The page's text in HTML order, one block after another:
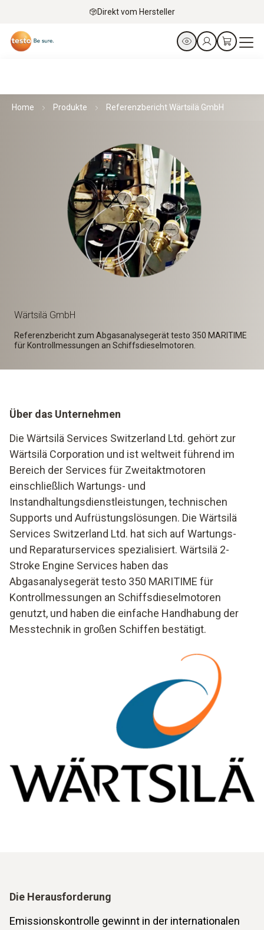
Direkt vom Hersteller
Home Produkte Referenzbericht Wärtsilä GmbH
Wärtsilä GmbH
Referenzbericht zum Abgasanalysegerät testo 350 MARITIME
für Kontrollmessungen an Schiffsdieselmotoren.
Über das Unternehmen
Die Wärtsilä Services Switzerland Ltd. gehört zur
Wärtsilä Corporation und ist weltweit führend im
Bereich der Services für Zweitaktmotoren
einschließlich Wartungs- und
Instandhaltungsdienstleistungen, technischen
Supports und Aufrüstungslösungen. Die Wärtsilä
Services Switzerland Ltd. hat sich auf Wartungs-
und Reparaturservices spezialisiert. Wärtsilä 2-
Stroke Engine Services haben das
Abgasanalysegerät testo 350 MARITIME für
Kontrollmessungen an Schiffsdieselmotoren
genutzt, und haben die einfache Handhabung der
Messtechnik in großen Schiffen bestätigt.
Die Herausforderung
Emissionskontrolle gewinnt in der internationalen